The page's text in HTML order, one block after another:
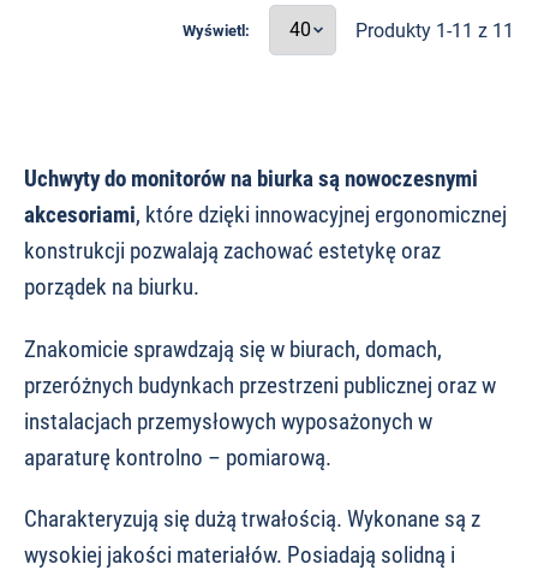
Wyświetl: Produkty 1-11 z 11
Uchwyty do monitorów na biurka są nowoczesnymi
akcesoriami, które dzięki innowacyjnej ergonomicznej
konstrukcji pozwalają zachować estetykę oraz
porządek na biurku.
Znakomicie sprawdzają się w biurach, domach,
przeróżnych budynkach przestrzeni publicznej oraz w
instalacjach przemysłowych wyposażonych w
aparaturę kontrolno – pomiarową.
Charakteryzują się dużą trwałością. Wykonane są z
wysokiej jakości materiałów. Posiadają solidną i